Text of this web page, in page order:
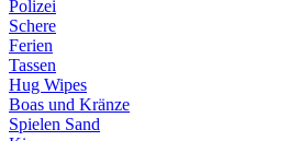
Polizei
Schere
Ferien
Tassen
Hug Wipes
Boas und Kränze
Spielen Sand